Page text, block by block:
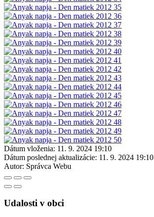
Dátum vloženia: 11. 9. 2024 19:10
Dátum poslednej aktualizácie: 11. 9. 2024 19:10
Autor: Správca Webu
Udalosti v obci